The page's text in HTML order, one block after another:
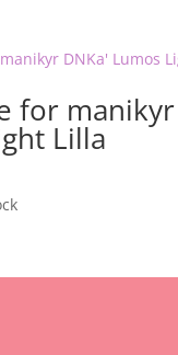
for manikyr
Lilla